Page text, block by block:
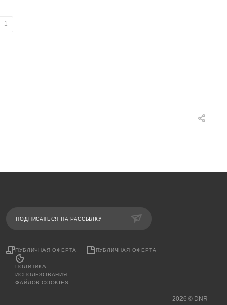
1
ПОДПИСАТЬСЯ НА РАССЫЛКУ
ПУБЛИЧНАЯ ОФЕРТА
ПОЛИТИКА
ИСПОЛЬЗОВАНИЯ
ФАЙЛОВ COOKIES
ПУБЛИЧНАЯ ОФЕРТА
2026 © DNR-